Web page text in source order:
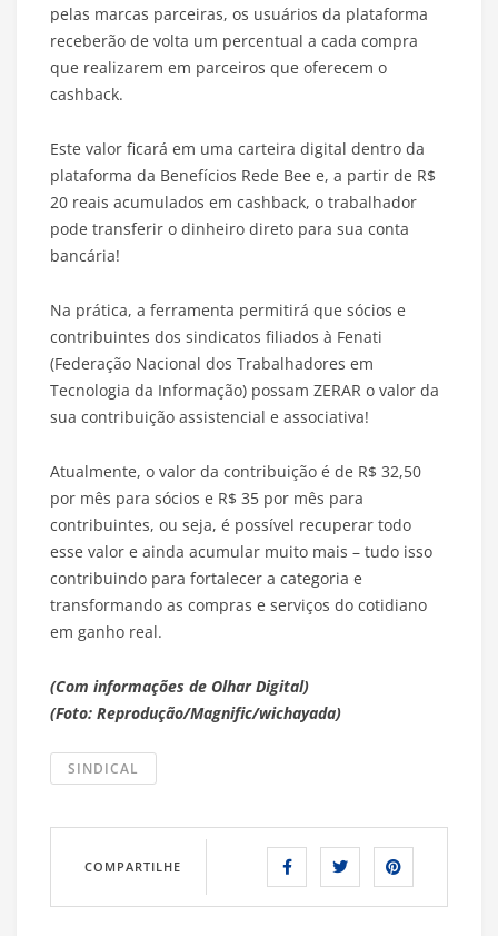
pelas marcas parceiras, os usuários da plataforma
receberão de volta um percentual a cada compra
que realizarem em parceiros que oferecem o
cashback.
Este valor ficará em uma carteira digital dentro da
plataforma da Benefícios Rede Bee e, a partir de R$
20 reais acumulados em cashback, o trabalhador
pode transferir o dinheiro direto para sua conta
bancária!
Na prática, a ferramenta permitirá que sócios e
contribuintes dos sindicatos filiados à Fenati
(Federação Nacional dos Trabalhadores em
Tecnologia da Informação) possam ZERAR o valor da
sua contribuição assistencial e associativa!
Atualmente, o valor da contribuição é de R$ 32,50
por mês para sócios e R$ 35 por mês para
contribuintes, ou seja, é possível recuperar todo
esse valor e ainda acumular muito mais – tudo isso
contribuindo para fortalecer a categoria e
transformando as compras e serviços do cotidiano
em ganho real.
(Com informações de Olhar Digital)
(Foto: Reprodução/Magnific/wichayada)
SINDICAL
COMPARTILHE